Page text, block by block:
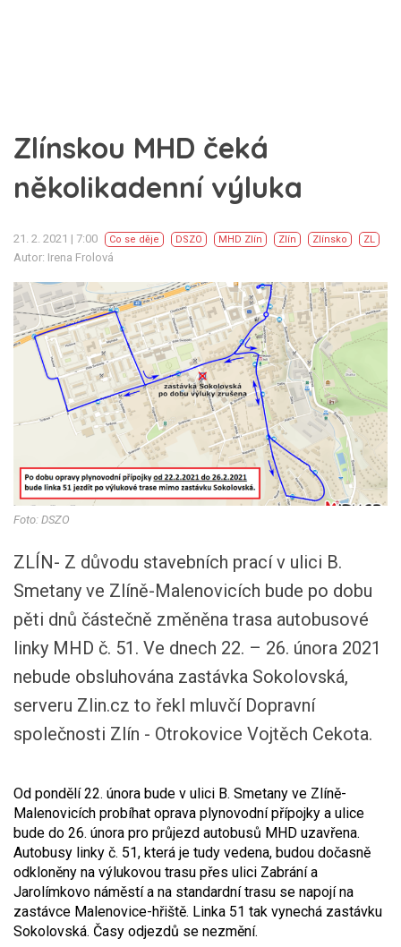
Zlínskou MHD čeká
několikadenní výluka
21. 2. 2021 | 7:00 Co se děje DSZO MHD Zlín Zlín Zlínsko ZL
Autor: Irena Frolová
Foto: DSZO
ZLÍN- Z důvodu stavebních prací v ulici B.
Smetany ve Zlíně-Malenovicích bude po dobu
pěti dnů částečně změněna trasa autobusové
linky MHD č. 51. Ve dnech 22. – 26. února 2021
nebude obsluhována zastávka Sokolovská,
serveru Zlin.cz to řekl mluvčí Dopravní
společnosti Zlín - Otrokovice Vojtěch Cekota.
Od pondělí 22. února bude v ulici B. Smetany ve Zlíně-
Malenovicích probíhat oprava plynovodní přípojky a ulice
bude do 26. února pro průjezd autobusů MHD uzavřena.
Autobusy linky č. 51, která je tudy vedena, budou dočasně
odkloněny na výlukovou trasu přes ulici Zabrání a
Jarolímkovo náměstí a na standardní trasu se napojí na
zastávce Malenovice-hřiště. Linka 51 tak vynechá zastávku
Sokolovská. Časy odjezdů se nezmění.